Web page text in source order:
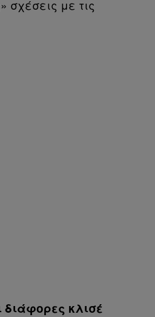
σχέσεις με τις
κλισέ